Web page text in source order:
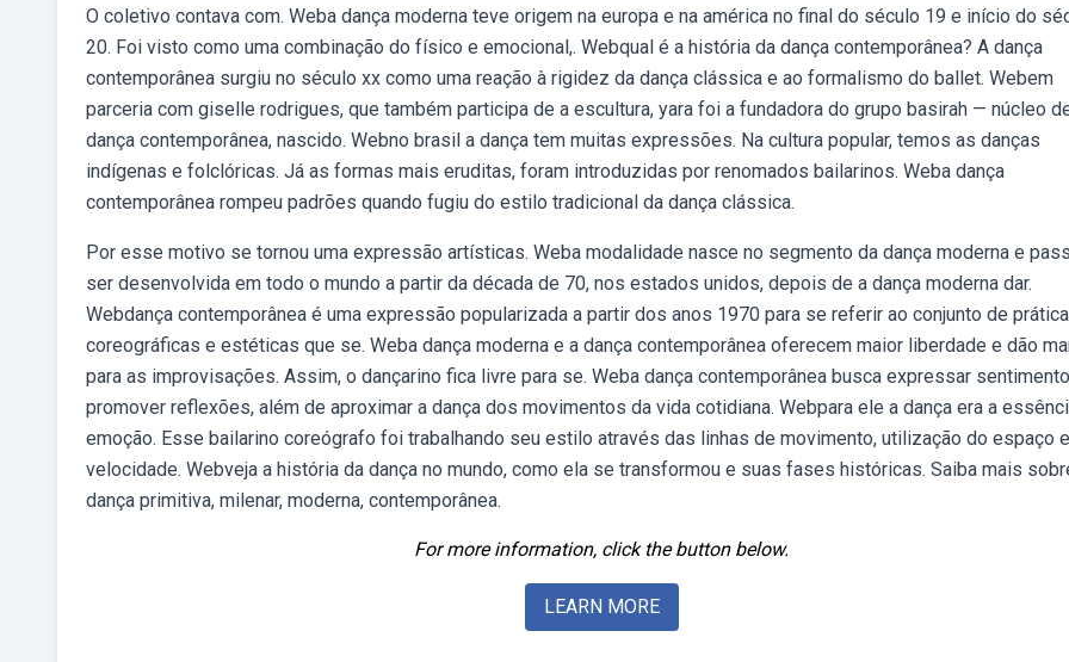
O coletivo contava com. Weba dança moderna teve origem na europa e na américa no final do século 19 e início do
20. Foi visto como uma combinação do físico e emocional,. Webqual é a história da dança contemporânea? A dança
contemporânea surgiu no século xx como uma reação à rigidez da dança clássica e ao formalismo do ballet. Webem
parceria com giselle rodrigues, que também participa de a escultura, yara foi a fundadora do grupo basirah — núcleo
dança contemporânea, nascido. Webno brasil a dança tem muitas expressões. Na cultura popular, temos as danças
indígenas e folclóricas. Já as formas mais eruditas, foram introduzidas por renomados bailarinos. Weba dança
contemporânea rompeu padrões quando fugiu do estilo tradicional da dança clássica.
Por esse motivo se tornou uma expressão artísticas. Weba modalidade nasce no segmento da dança moderna e
ser desenvolvida em todo o mundo a partir da década de 70, nos estados unidos, depois de a dança moderna dar.
Webdança contemporânea é uma expressão popularizada a partir dos anos 1970 para se referir ao conjunto de
coreográficas e estéticas que se. Weba dança moderna e a dança contemporânea oferecem maior liberdade e dão
para as improvisações. Assim, o dançarino fica livre para se. Weba dança contemporânea busca expressar
promover reflexões, além de aproximar a dança dos movimentos da vida cotidiana. Webpara ele a dança era a
emoção. Esse bailarino coreógrafo foi trabalhando seu estilo através das linhas de movimento, utilização do espaço
velocidade. Webveja a história da dança no mundo, como ela se transformou e suas fases históricas. Saiba mais
dança primitiva, milenar, moderna, contemporânea.
For more information, click the button below.
LEARN MORE